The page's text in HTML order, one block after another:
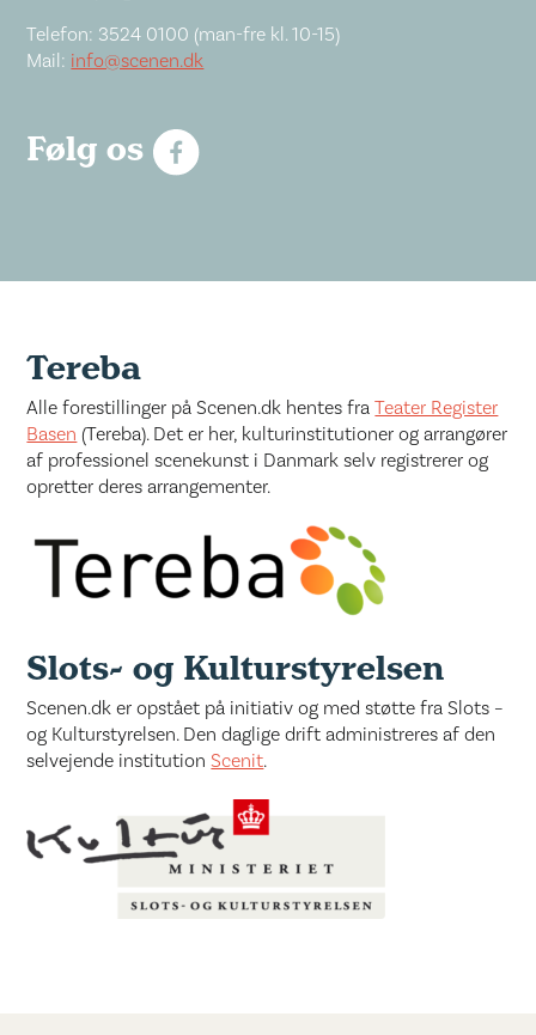
Telefon: 3524 0100 (man-fre kl. 10-15)
Mail: info@scenen.dk
Følg os
Tereba
Alle forestillinger på Scenen.dk hentes fraTeater Register
Basen (Tereba). Det er her, kulturinstitutioner og arrangører
af professionel scenekunst i Danmark selv registrerer og
opretter deres arrangementer.
Slots- og Kulturstyrelsen
Scenen.dk er opstået på initiativ og med støtte fra Slots –
og Kulturstyrelsen. Den daglige drift administreres af den
selvejende institutionScenit.